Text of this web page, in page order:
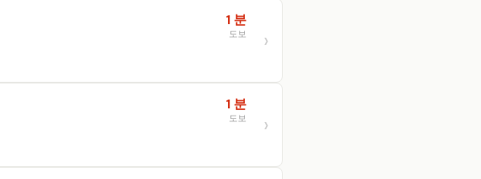
1 분
도보
1 분
도보